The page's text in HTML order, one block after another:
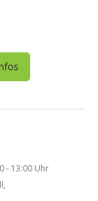
- 13:00 Uhr